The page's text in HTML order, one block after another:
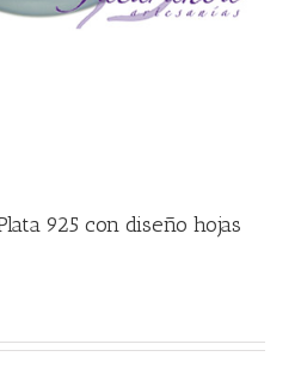
925 con diseño hojas